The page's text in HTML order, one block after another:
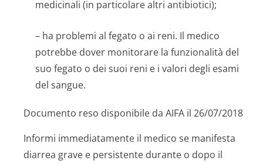
medicinali (in particolare altri antibiotici);
– ha problemi al fegato o ai reni. Il medico
potrebbe dover monitorare la funzionalità del
suo fegato o dei suoi reni e i valori degli esami
del sangue.
Documento reso disponibile da AIFA il 26/07/2018
Informi immediatamente il medico se manifesta
diarrea grave e persistente durante o dopo il